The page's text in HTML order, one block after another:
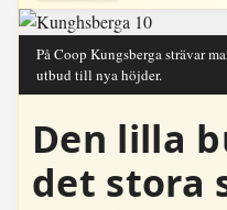
På Coop Kungsberga strävar
utbud till nya höjder.
Den lilla
det stora